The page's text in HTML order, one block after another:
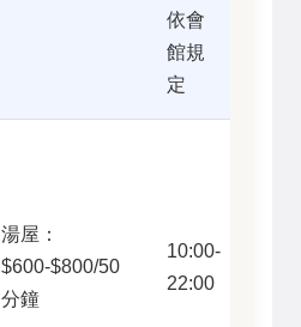
依會
館規
定
湯屋：
$600-$800/50
分鐘
10:00-
22:00